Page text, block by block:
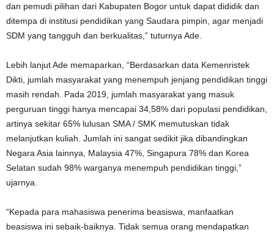
dan pemudi pilihan dari Kabupaten Bogor untuk dapat dididik dan
ditempa di institusi pendidikan yang Saudara pimpin, agar menjadi
SDM yang tangguh dan berkualitas,” tuturnya Ade.
Lebih lanjut Ade memaparkan, “Berdasarkan data Kemenristek
Dikti, jumlah masyarakat yang menempuh jenjang pendidikan tinggi
masih rendah. Pada 2019, jumlah masyarakat yang masuk
perguruan tinggi hanya mencapai 34,58% dari populasi pendidikan,
artinya sekitar 65% lulusan SMA / SMK memutuskan tidak
melanjutkan kuliah. Jumlah ini sangat sedikit jika dibandingkan
Negara Asia lainnya, Malaysia 47%, Singapura 78% dan Korea
Selatan sudah 98% warganya menempuh pendidikan tinggi,”
ujarnya.
“Kepada para mahasiswa penerima beasiswa, manfaatkan
beasiswa ini sebaik-baiknya. Tidak semua orang mendapatkan